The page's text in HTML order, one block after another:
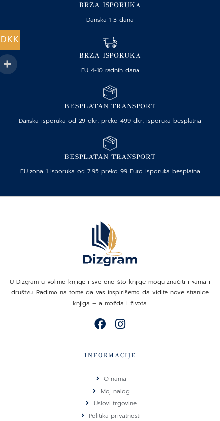
BRZA ISPORUKA
Danska 1-3 dana
BRZA ISPORUKA
EU 4-10 radnih dana
BESPLATAN TRANSPORT
Danska isporuka od 29 dkr. preko 499 dkr. isporuka besplatna
BESPLATAN TRANSPORT
EU zona 1 isporuka od 7.95 preko 99 Euro isporuka besplatna
U Dizgram-u volimo knjige i sve ono što knjige mogu značiti i vama i
društvu. Radimo na tome da vas inspirišemo da vidite nove stranice
knjiga – a možda i života.
F
e
b
o
o
k
I
t
a
g
r
a
m
INFORMACIJE
O nama
Moj nalog
Uslovi trgovine
Politika privatnosti
DKK